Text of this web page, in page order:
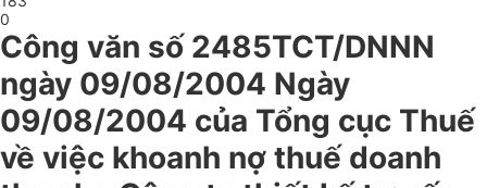
0
Công văn số 2485TCT/DNNN
ngày 09/08/2004 Ngày
09/08/2004 của Tổng cục Thuế
về việc khoanh nợ thuế doanh